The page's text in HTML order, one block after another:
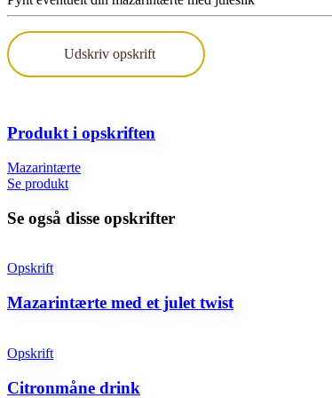
Udskriv opskrift
Produkt i opskriften
Mazarintærte
Se produkt
Se også disse opskrifter
Opskrift
Mazarintærte med et julet twist
Opskrift
Citronmåne drink